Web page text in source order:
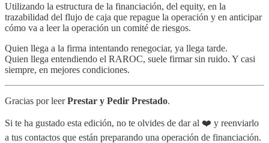
Utilizando la estructura de la financiación, del equity, en la
trazabilidad del flujo de caja que repague la operación y en anticipar
cómo va a leer la operación un comité de riesgos.
Quien llega a la firma intentando renegociar, ya llega tarde.
Quien llega entendiendo el RAROC, suele firmar sin ruido. Y casi
siempre, en mejores condiciones.
Gracias por leerPrestar y Pedir Prestado.
Si te ha gustado esta edición, no te olvides de dar al ❤️ y reenviarlo
a tus contactos que están preparando una operación de financiación.